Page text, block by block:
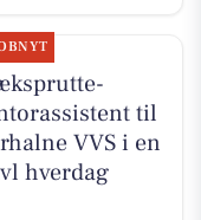
til
VVS i en
hverdag